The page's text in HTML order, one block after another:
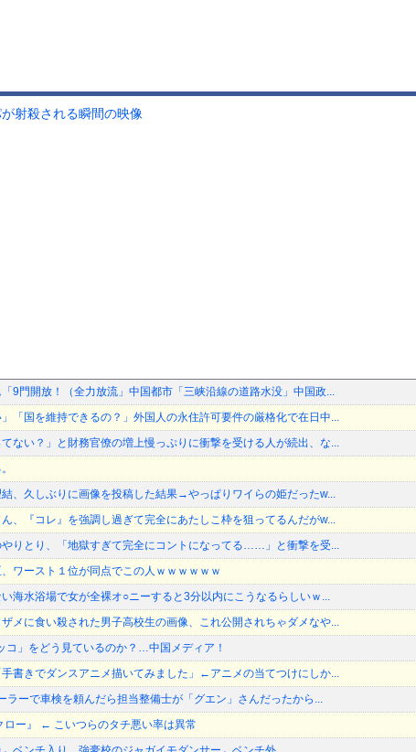
射殺される瞬間の映像
9門開放！（全力放流」中国都市「三峡沿線の道路水没」中国政...
」「国を維持できるの？」外国人の永住許可要件の厳格化で在日中...
てない？」と財務官僚の増上慢っぷりに衝撃を受ける人が続出、な...
結、久しぶりに画像を投稿した結果→やっぱりワイらの姫だったw...
ん、『コレ』を強調し過ぎて完全にあたしこ枠を狙ってるんだがw...
やりとり、「地獄すぎて完全にコントになってる……」と衝撃を受...
ワースト１位が同点でこの人ｗｗｗｗｗｗ
海水浴場で女が全裸オ○ニーすると3分以内にこうなるらしいｗ...
ザメに食い殺された男子高校生の画像、これ公開されちゃダメなや...
コ」をどう見ているのか？…中国メディア！
手書きでダンスアニメ描いてみました」←アニメの当てつけにしか...
ラーで車検を頼んだら担当整備士が「グエン」さんだったから...
ロー』 ← こいつらのタチ悪い率は異常